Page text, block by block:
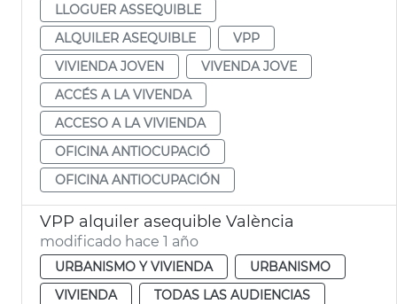
LLOGUER ASSEQUIBLE
ALQUILER ASEQUIBLE
VPP
VIVIENDA JOVEN
VIVENDA JOVE
ACCÉS A LA VIVENDA
ACCESO A LA VIVIENDA
OFICINA ANTIOCUPACIÓ
OFICINA ANTIOCUPACIÓN
VPP alquiler asequible València
modificado hace 1 año
URBANISMO Y VIVIENDA
URBANISMO
VIVIENDA
TODAS LAS AUDIENCIAS